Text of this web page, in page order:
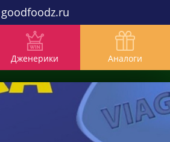
goodfoodz.ru
Дженерики Аналоги